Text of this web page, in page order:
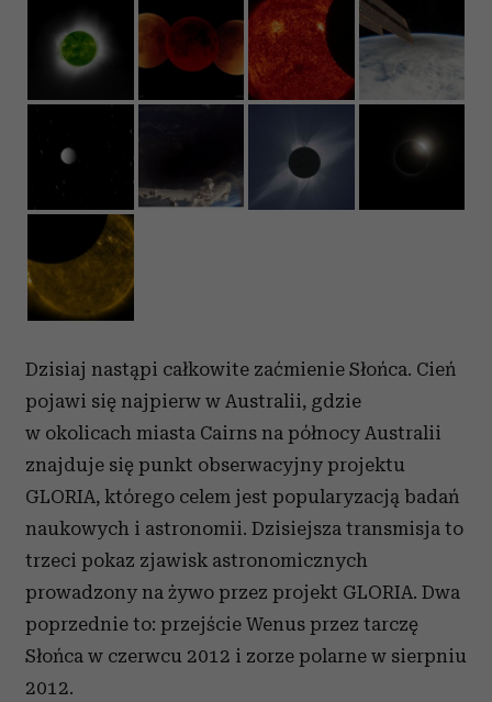
Dzisiaj nastąpi całkowite zaćmienie Słońca. Cień
pojawi się najpierw w Australii, gdzie
w okolicach miasta Cairns na północy Australii
znajduje się punkt obserwacyjny projektu
GLORIA, którego celem jest popularyzacją badań
naukowych i astronomii. Dzisiejsza transmisja to
trzeci pokaz zjawisk astronomicznych
prowadzony na żywo przez projekt GLORIA. Dwa
poprzednie to: przejście Wenus przez tarczę
Słońca w czerwcu 2012 i zorze polarne w sierpniu
2012.